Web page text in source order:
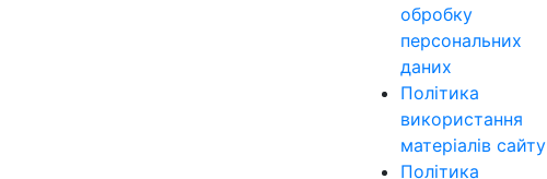
обробку
персональних
даних
Політика
використання
матеріалів сайту
Політика